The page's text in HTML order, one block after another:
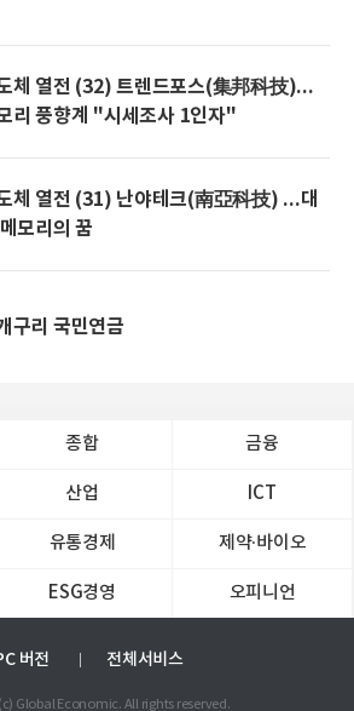
체 열전 (32) 트렌드포스(集邦科技)...
리 풍향계 "시세조사 1인자"
체 열전 (31) 난야테크(南亞科技) ...대
모리의 꿈
구리 국민연금
종합 금융
산업 ICT
유통경제 제약∙바이오
ESG경영 오피니언
버전 전체서비스
Global Economic. All rights reserved.